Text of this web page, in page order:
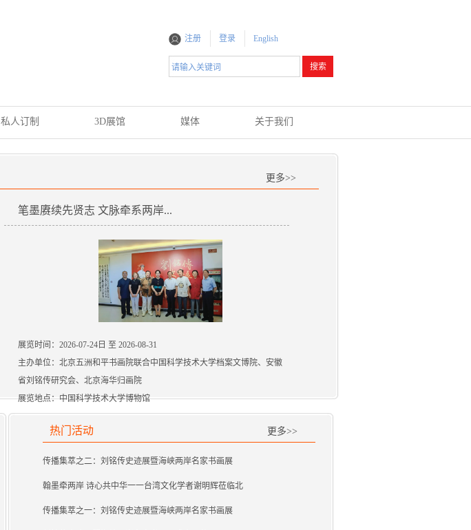
注册 登录 English
私人订制 3D展馆 媒体 关于我们
更多>>
笔墨赓续先贤志 文脉牵系两岸...
展览时间：2026-07-24日 至 2026-08-31
主办单位：北京五洲和平书画院联合中国科学技术大学档案文博院、安徽
省刘铭传研究会、北京海华归画院
展览地点：中国科学技术大学博物馆
热门活动 更多>>
传播集萃之二：刘铭传史迹展暨海峡两岸名家书画展
翰墨牵两岸 诗心共中华一一台湾文化学者谢明辉莅临北
传播集萃之一：刘铭传史迹展暨海峡两岸名家书画展